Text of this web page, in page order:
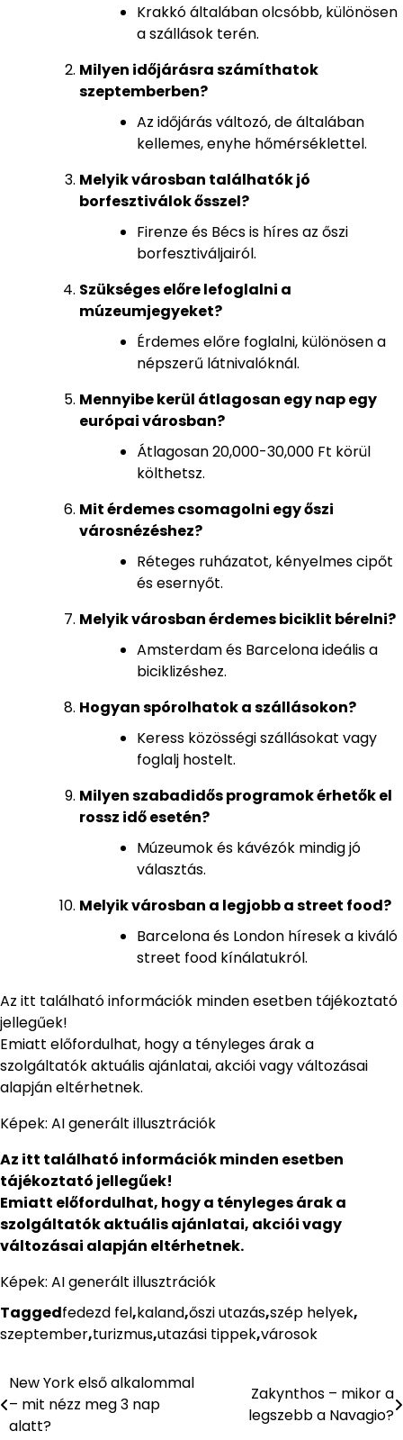
Krakkó általában olcsóbb, különösen
a szállások terén.
Milyen időjárásra számíthatok
szeptemberben?
Az időjárás változó, de általában
kellemes, enyhe hőmérséklettel.
Melyik városban találhatók jó
borfesztiválok ősszel?
Firenze és Bécs is híres az őszi
borfesztiváljairól.
Szükséges előre lefoglalni a
múzeumjegyeket?
Érdemes előre foglalni, különösen a
népszerű látnivalóknál.
Mennyibe kerül átlagosan egy nap egy
európai városban?
Átlagosan 20,000-30,000 Ft körül
költhetsz.
Mit érdemes csomagolni egy őszi
városnézéshez?
Réteges ruházatot, kényelmes cipőt
és esernyőt.
Melyik városban érdemes biciklit bérelni?
Amsterdam és Barcelona ideális a
biciklizéshez.
Hogyan spórolhatok a szállásokon?
Keress közösségi szállásokat vagy
foglalj hostelt.
Milyen szabadidős programok érhetők el
rossz idő esetén?
Múzeumok és kávézók mindig jó
választás.
Melyik városban a legjobb a street food?
Barcelona és London híresek a kiváló
street food kínálatukról.
Az itt található információk minden esetben tájékoztató
jellegűek!
Emiatt előfordulhat, hogy a tényleges árak a
szolgáltatók aktuális ajánlatai, akciói vagy változásai
alapján eltérhetnek.
Képek: AI generált illusztrációk
Az itt található információk minden esetben
tájékoztató jellegűek!
Emiatt előfordulhat, hogy a tényleges árak a
szolgáltatók aktuális ajánlatai, akciói vagy
változásai alapján eltérhetnek.
Képek: AI generált illusztrációk
Taggedfedezd fel,kaland,őszi utazás,szép helyek,
szeptember,turizmus,utazási tippek,városok
Bejegyzés
navigáció
New York első alkalommal
– mit nézz meg 3 nap
alatt?
Zakynthos – mikor a
legszebb a Navagio?